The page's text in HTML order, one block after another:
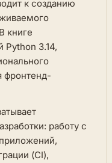
к созданию
книге
Python 3.14,
фронтенд-
работу с
(CI),